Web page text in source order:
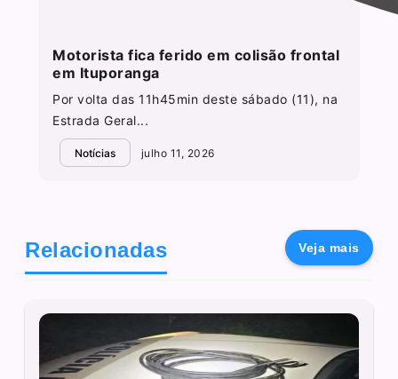
Motorista fica ferido em colisão frontal
em Ituporanga
Por volta das 11h45min deste sábado (11), na
Estrada Geral...
Notícias julho 11, 2026
Relacionadas Veja mais